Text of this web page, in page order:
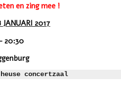
en zing mee !
JANUARI 2017
20:30
concertzaal